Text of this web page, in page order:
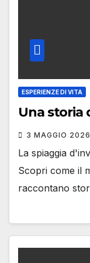
ESPERIENZE DI VITA
Una storia
3 MAGGIO 2026
La spiaggia
Scopri come il
raccontano